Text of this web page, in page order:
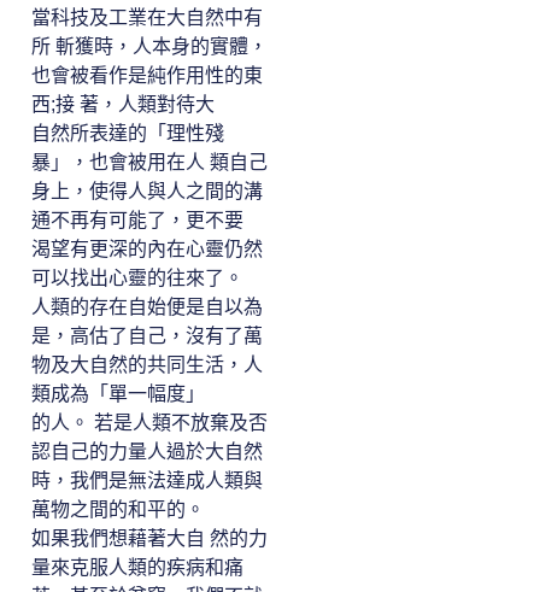
當科技及工業在大自然中有
所 斬獲時，人本身的實體，
也會被看作是純作用性的東
西;接 著，人類對待大
自然所表達的「理性殘
暴」，也會被用在人 類自己
身上，使得人與人之間的溝
通不再有可能了，更不要
渴望有更深的內在心靈仍然
可以找出心靈的往來了。
人類的存在自始便是自以為
是，高估了自己，沒有了萬
物及大自然的共同生活，人
類成為「單一幅度」
的人。 若是人類不放棄及否
認自己的力量人過於大自然
時，我們是無法達成人類與
萬物之間的和平的。
如果我們想藉著大自 然的力
量來克服人類的疾病和痛